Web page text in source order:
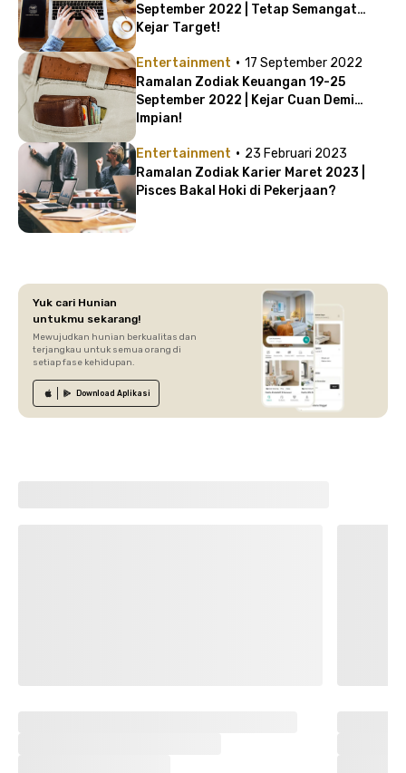
September 2022 | Tetap Semangat
Kejar Target!
Entertainment · 17 September 2022
Ramalan Zodiak Keuangan 19-25
September 2022 | Kejar Cuan Demi
Impian!
Entertainment · 23 Februari 2023
Ramalan Zodiak Karier Maret 2023 |
Pisces Bakal Hoki di Pekerjaan?
Yuk cari Hunian
untukmu sekarang!
Mewujudkan hunian berkualitas dan
terjangkau untuk semua orang di
setiap fase kehidupan.
Download Aplikasi